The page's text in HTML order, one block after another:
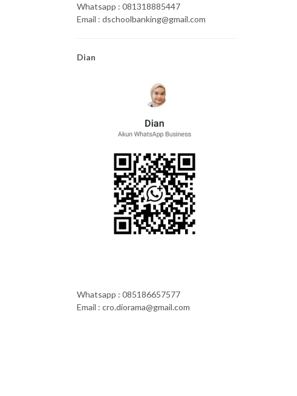
Whatsapp : 081318885447
Email : dschoolbanking@gmail.com
Dian
Whatsapp : 085186657577
Email : cro.diorama@gmail.com